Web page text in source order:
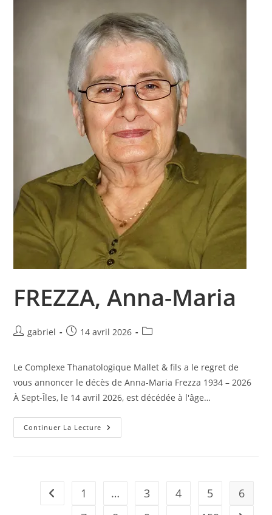
FREZZA, Anna-Maria
Auteur/autrice
publication :
gabriel
Publication
14 avril 2026
Post
Le Complexe Thanatologique Mallet & fils a le regret de
vous annoncer le décès de Anna-Maria Frezza 1934 – 2026
À Sept-Îles, le 14 avril 2026, est décédée à l'âge…
Continuer La Lecture FREZZA,
Anna-
Go to the previous page
1 … 3 4 5
6